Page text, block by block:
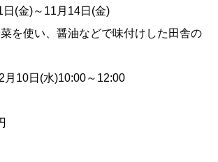
(金)～11月14日(金)
を使い、醤油などで味付けした田舎の
月10日(水)10:00～12:00